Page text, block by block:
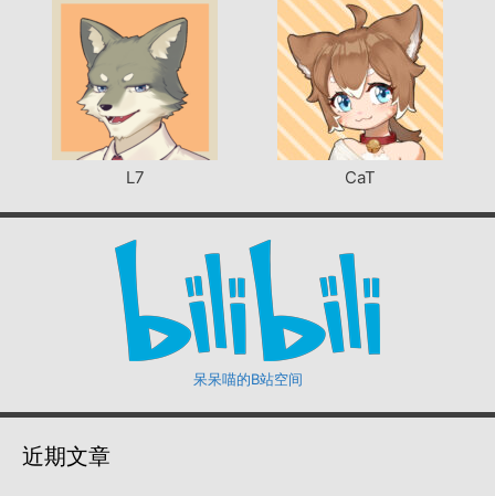
L7 CaT
呆呆喵的B站空间
近期文章